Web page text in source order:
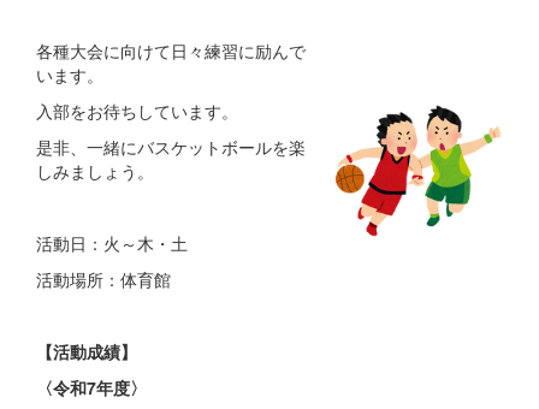
各種大会に向けて日々練習に励んで
います。
入部をお待ちしています。
是非、一緒にバスケットボールを楽
しみましょう。
活動日：火～木・土
活動場所：体育館
【活動成績】
〈令和7年度〉